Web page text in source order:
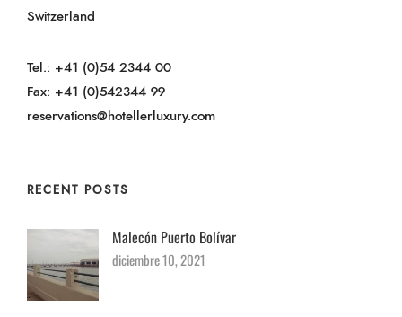
Switzerland
Tel.: +41 (0)54 2344 00
Fax: +41 (0)542344 99
reservations@hotellerluxury.com
RECENT POSTS
Malecón Puerto Bolívar
diciembre 10, 2021